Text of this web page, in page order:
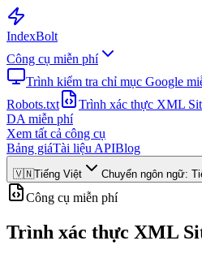
IndexBolt
Công cụ miễn phí
Trình kiểm tra chỉ mục Google
Robots.txt
Trình xác thực XML
DA miễn phí
Xem tất cả công cụ
Bảng giáTài liệu APIBlog
🇻🇳Tiếng Việt Chuyển ngôn ngữ:
Công cụ miễn phí
Trình xác thực XML